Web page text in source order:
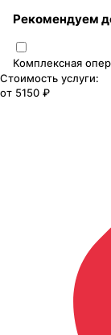
Рекомендуем
Комплексная
Стоимость услуги:
от 5150 ₽